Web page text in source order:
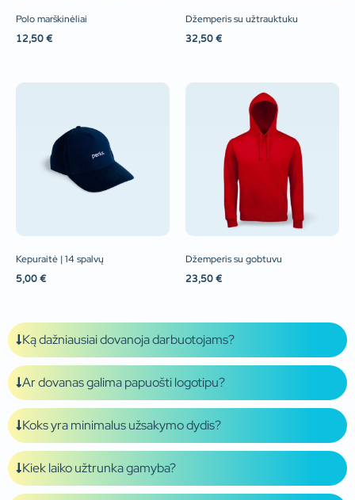
Polo marškinėliai
12,50 €
Džemperis su užtrauktuku
32,50 €
Kepuraitė | 14 spalvų
5,00 €
Džemperis su gobtuvu
23,50 €
Ką dažniausiai dovanoja darbuotojams?
Ar dovanas galima papuošti logotipu?
Koks yra minimalus užsakymo dydis?
Kiek laiko užtrunka gamyba?